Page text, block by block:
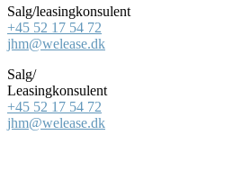
Salg/leasingkonsulent
+45 52 17 54 72
jhm@welease.dk
Salg/
Leasingkonsulent
+45 52 17 54 72
jhm@welease.dk